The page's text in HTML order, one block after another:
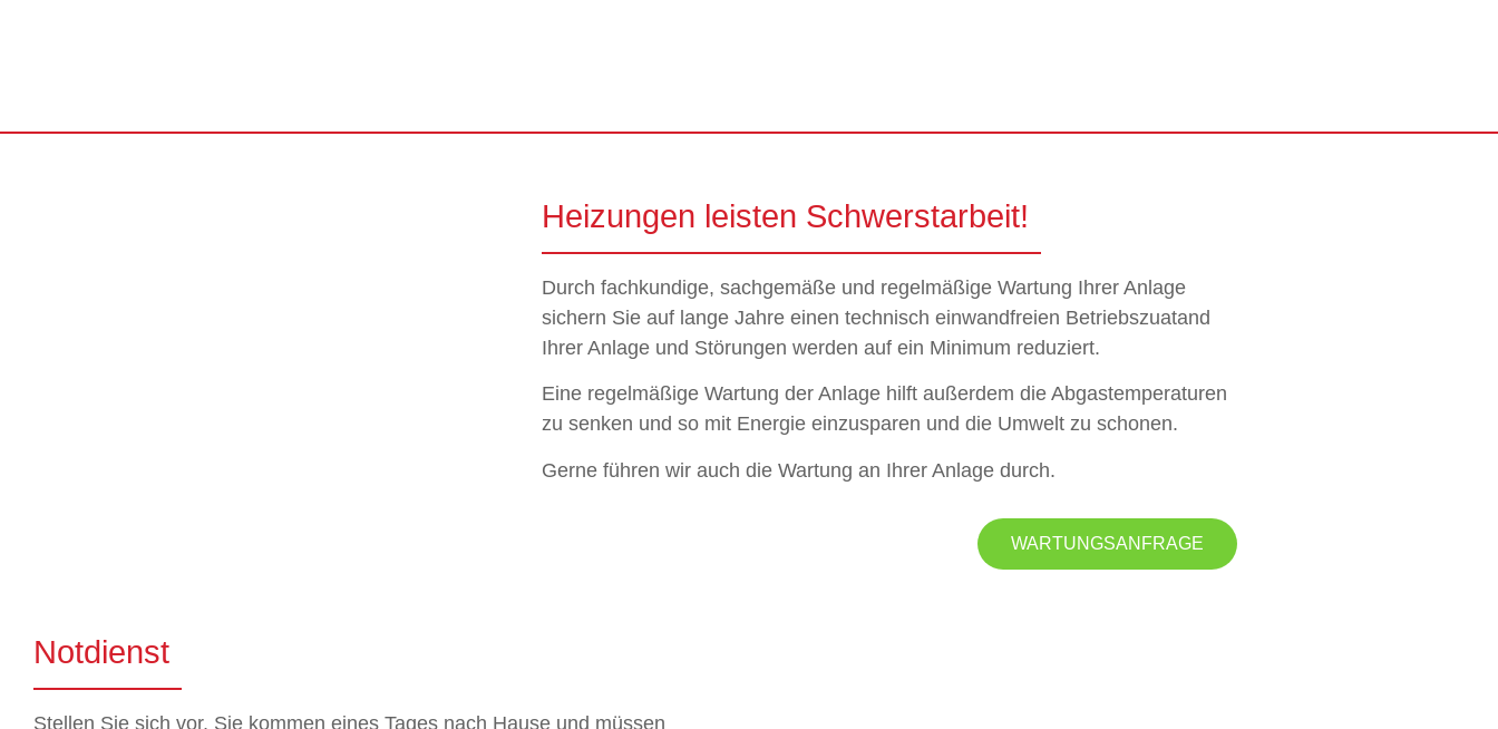
Heizungen leisten Schwerstarbeit!
Durch fachkundige, sachgemäße und regelmäßige Wartung Ihrer Anlage
sichern Sie auf lange Jahre einen technisch einwandfreien Betriebszuatand
Ihrer Anlage und Störungen werden auf ein Minimum reduziert.
Eine regelmäßige Wartung der Anlage hilft außerdem die Abgastemperaturen
zu senken und so mit Energie einzusparen und die Umwelt zu schonen.
Gerne führen wir auch die Wartung an Ihrer Anlage durch.
WARTUNGSANFRAGE
Notdienst
Stellen Sie sich vor, Sie kommen eines Tages nach Hause und müssen